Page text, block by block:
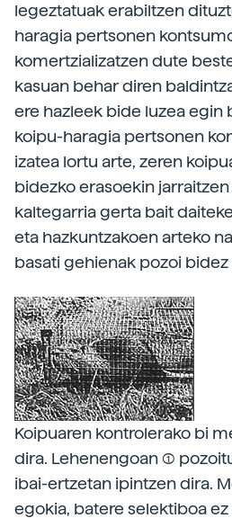
legeztatuak erabiltzen
haragia pertsonen
komertzializatzen dute
kasuan behar diren
ere hazleek bide luzea egin
koipu-haragia pertsonen
izatea lortu arte, zeren
bidezko erasoekin
kaltegarria gerta bait
eta hazkuntzakoen arteko
basati gehienak pozoi
Koipuaren kontrolerako bi
dira. Lehenengoan (1)
ibai-ertzetan ipintzen dira.
egokia, batere selektiboa ez